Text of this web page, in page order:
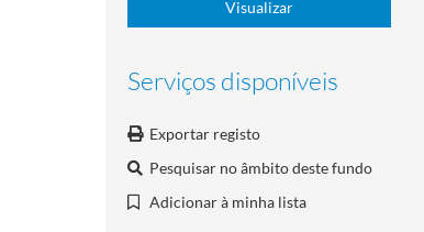
Visualizar
Serviços disponíveis
Exportar registo
Pesquisar no âmbito deste fundo
Adicionar à minha lista